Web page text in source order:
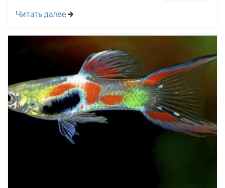
Читать далее